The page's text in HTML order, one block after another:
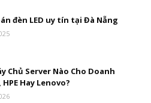
đèn LED uy tín tại Đà Nẵng
Chủ Server Nào Cho Doanh
Hay Lenovo?